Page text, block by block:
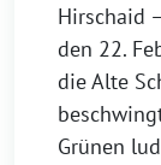
26.
Februar
2026
Hirschaid
den 22.
die Alte
Grünen